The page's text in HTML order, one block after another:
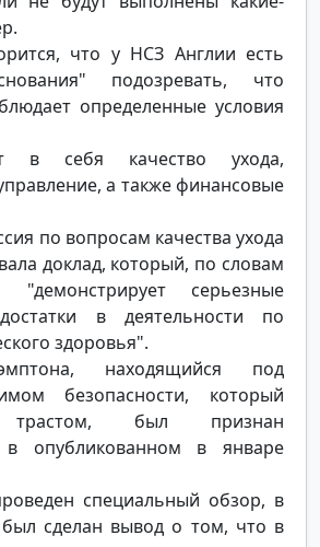
что у НСЗ Англии есть
подозревать, что
определенные условия
в себя качество ухода,
а также финансовые
по вопросам качества ухода
доклад, который, по словам
серьезные
в деятельности по
здоровья".
находящийся под
безопасности, который
трастом, был признан
в опубликованном в январе
специальный обзор, в
был сделан вывод о том, что в